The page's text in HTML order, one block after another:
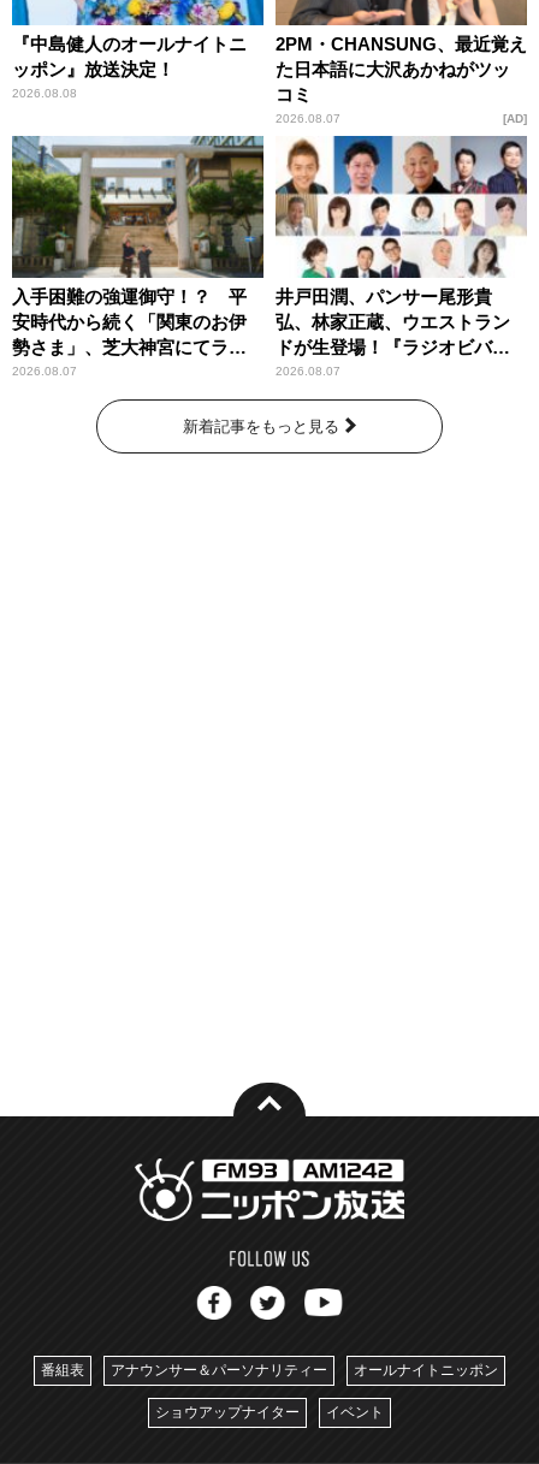
『中島健人のオールナイトニ
ッポン』放送決定！
2026.08.08
2PM・CHANSUNG、最近覚え
た日本語に大沢あかねがツッ
コミ
2026.08.07 AD
入手困難の強運御守！？ 平
安時代から続く「関東のお伊
勢さま」、芝大神宮にてラン
パンプスが合格祈願！
2026.08.07
井戸田潤、パンサー尾形貴
弘、林家正蔵、ウエストラン
ドが生登場！『ラジオビバリ
ー昼ズ』
2026.08.07
新着記事をもっと見る
番組表 アナウンサー＆パーソナリティー オールナイトニッポン
ショウアップナイター イベント